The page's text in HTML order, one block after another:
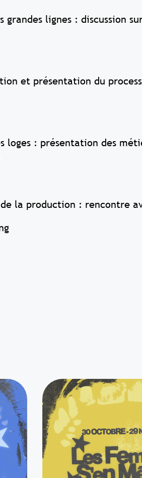
grandes lignes : discussion
et présentation du
loges : présentation des
la production : rencontre